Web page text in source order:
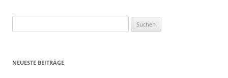
nach:
NEUESTE BEITRÄGE